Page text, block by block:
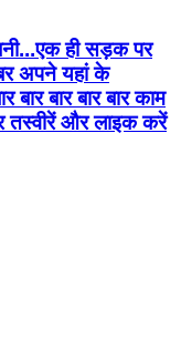
ही सड़क पर
अपने यहां के
बार बार बार काम
और लाइक करें